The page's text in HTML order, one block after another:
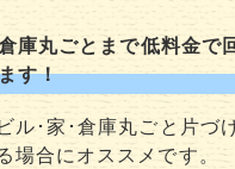
庫丸ごとまで低料金で
す！
ビル･家･倉庫丸ごと片づ
場合にオススメです。